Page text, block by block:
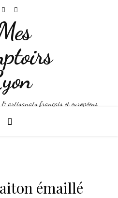
& artisanats français et européens
émaillé